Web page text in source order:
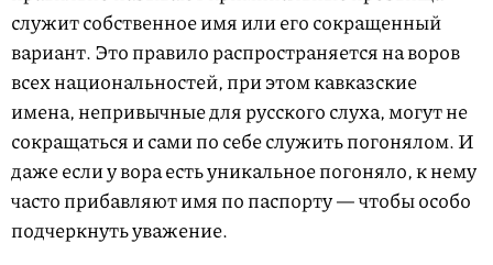
служит собственное имя или его сокращенный
вариант. Это правило распространяется на воров
всех национальностей, при этом кавказские
имена, непривычные для русского слуха, могут не
сокращаться и сами по себе служить погонялом. И
даже если у вора есть уникальное погоняло, к нему
часто прибавляют имя по паспорту — чтобы особо
подчеркнуть уважение.